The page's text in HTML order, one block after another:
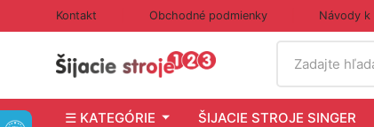
Kontakt Obchodné podmienky Návody
Zadajte
☰ KATEGÓRIE ŠIJACIE STROJE SINGER